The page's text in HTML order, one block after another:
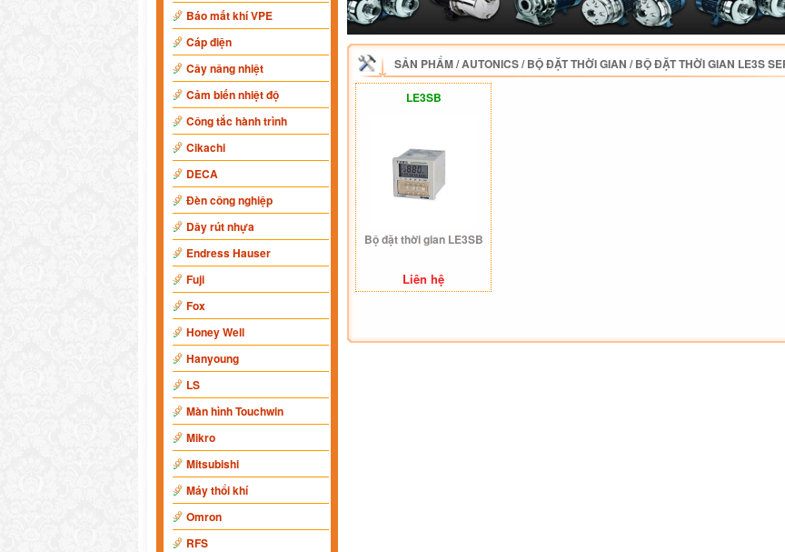
Báo mất khí VPE
Cáp điện
Cây nâng nhiệt
Cảm biến nhiệt độ
Công tắc hành trình
Cikachi
DECA
Đèn công nghiệp
Dây rút nhựa
Endress Hauser
Fuji
Fox
Honey Well
Hanyoung
LS
Màn hình Touchwin
Mikro
Mitsubishi
Máy thổi khí
Omron
RFS
SẢN PHẨM/AUTONICS/BỘ ĐẶT THỜI GIAN /BỘ ĐẶT THỜI GIAN LE3S
LE3SB
Bộ đặt thời gian LE3SB
Liên hệ